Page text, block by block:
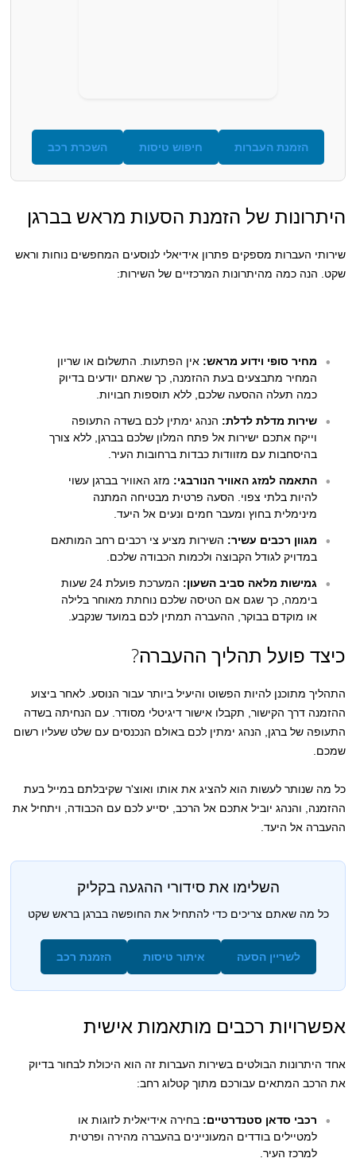
הזמנת העברות חיפוש טיסות השכרת רכב
היתרונות של הזמנת הסעות מראש בברגן
שירותי העברות מספקים פתרון אידיאלי לנוסעים המחפשים נוחות וראש
שקט. הנה כמה מהיתרונות המרכזיים של השירות:
מחיר סופי וידוע מראש: אין הפתעות. התשלום או שריון
המחיר מתבצעים בעת ההזמנה, כך שאתם יודעים בדיוק
כמה תעלה ההסעה שלכם, ללא תוספות חבויות.
שירות מדלת לדלת: הנהג ימתין לכם בשדה התעופה
וייקח אתכם ישירות אל פתח המלון שלכם בברגן, ללא צורך
בהיסחבות עם מזוודות כבדות ברחובות העיר.
התאמה למזג האוויר הנורבגי: מזג האוויר בברגן עשוי
להיות בלתי צפוי. הסעה פרטית מבטיחה המתנה
מינימלית בחוץ ומעבר חמים ונעים אל היעד.
מגוון רכבים עשיר: השירות מציע צי רכבים רחב המותאם
במדויק לגודל הקבוצה ולכמות הכבודה שלכם.
גמישות מלאה סביב השעון:
המערכת פועלת 24 שעות
ביממה, כך שגם אם הטיסה שלכם נוחתת מאוחר בלילה
או מוקדם בבוקר, ההעברה תמתין לכם במועד שנקבע.
כיצד פועל תהליך ההעברה?
התהליך מתוכנן להיות הפשוט והיעיל ביותר עבור הנוסע. לאחר ביצוע
ההזמנה דרך הקישור, תקבלו אישור דיגיטלי מסודר. עם הנחיתה בשדה
התעופה של ברגן, הנהג ימתין לכם באולם הנכנסים עם שלט שעליו רשום
שמכם.
כל מה שנותר לעשות הוא להציג את אותו ואוצ'ר שקיבלתם במייל בעת
ההזמנה, והנהג יוביל אתכם אל הרכב, יסייע לכם עם הכבודה, ויתחיל את
ההעברה אל היעד.
השלימו את סידורי ההגעה בקליק
כל מה שאתם צריכים כדי להתחיל את החופשה בברגן בראש שקט
לשריין הסעה איתור טיסות הזמנת רכב
אפשרויות רכבים מותאמות אישית
אחד היתרונות הבולטים בשירות העברות זה הוא היכולת לבחור בדיוק
את הרכב המתאים עבורכם מתוך קטלוג רחב:
רכבי סדאן סטנדרטיים: בחירה אידיאלית לזוגות או
למטיילים בודדים המעוניינים בהעברה מהירה ופרטית
למרכז העיר.